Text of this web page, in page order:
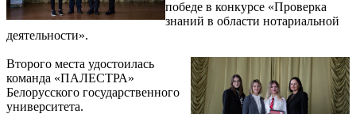
победе в конкурсе «Проверка
знаний в области нотариальной
деятельности».
Второго места удостоилась
команда «ПАЛЕСТРА»
Белорусского государственного
университета.